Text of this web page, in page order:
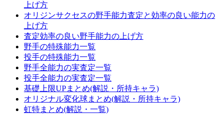
上げ方
オリジンサクセスの野手能力査定と効率の良い能力の
上げ方
査定効率の良い野手能力の上げ方
野手の特殊能力一覧
投手の特殊能力一覧
野手全能力の実査定一覧
投手全能力の実査定一覧
基礎上限UPまとめ(解説・所持キャラ)
オリジナル変化球まとめ(解説・所持キャラ)
虹特まとめ(解説・一覧)